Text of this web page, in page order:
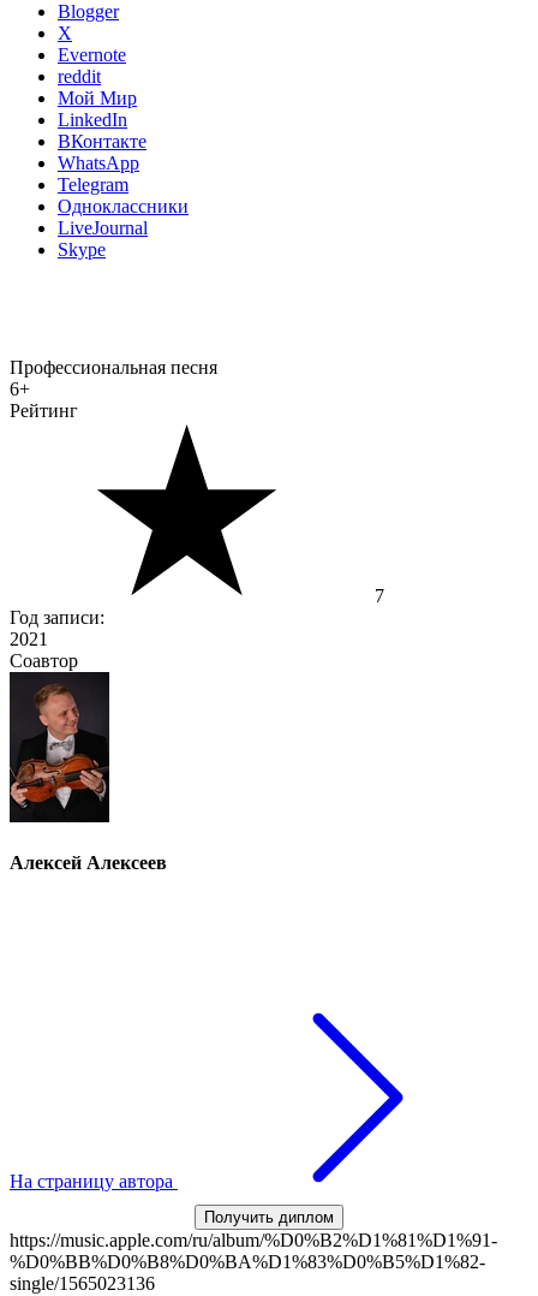
Blogger
X
Evernote
reddit
Мой Мир
LinkedIn
ВКонтакте
WhatsApp
Telegram
Одноклассники
LiveJournal
Skype
Профессиональная песня
6+
Рейтинг
7
Год записи:
2021
Соавтор
Алексей Алексеев
На страницу автора
Получить диплом
https://music.apple.com/ru/album/%D0%B2%D1%81%D1%91-
%D0%BB%D0%B8%D0%BA%D1%83%D0%B5%D1%82-
single/1565023136